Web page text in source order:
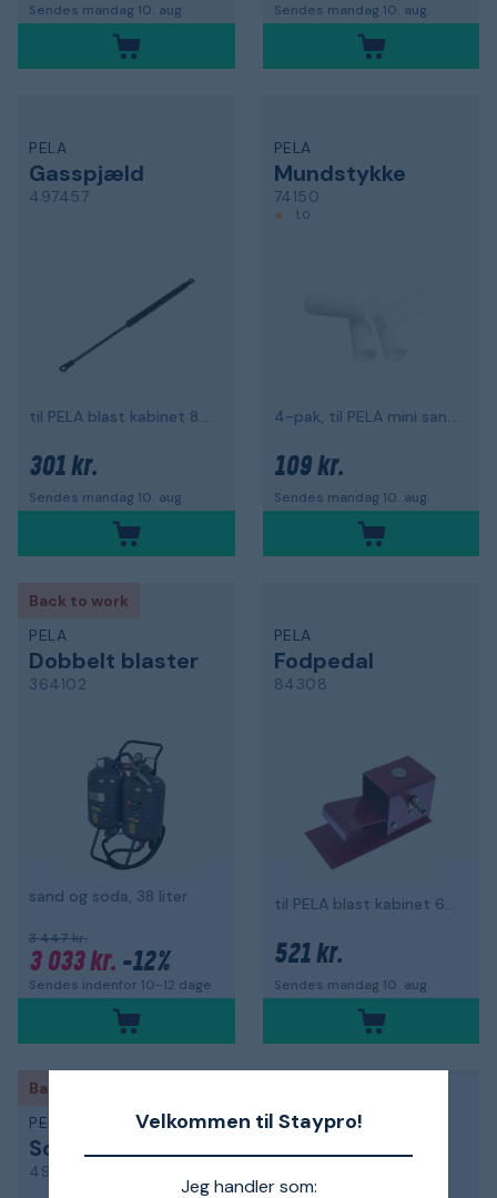
Velkommen til Staypro!
Jeg handler som:
Sendes mandag 10. aug. Sendes mandag 10. aug.
PELA
Gasspjæld
497457
til PELA blast kabinet 86790 og 502331
301 kr.
Sendes mandag 10. aug.
PELA
Mundstykke
74150
1,0
4-pak, til PELA mini sandblæser 488498
109 kr.
Sendes mandag 10. aug.
Back to work
PELA
Dobbelt blaster
364102
sand og soda, 38 liter
3 447 kr.
3 033 kr. -12%
Sendes indenfor 10-12 dage
PELA
Fodpedal
84308
til PELA blast kabinet 63045
521 kr.
Sendes mandag 10. aug.
Back to work
PELA
Soda blaster
497942
PELA
Sandblæser